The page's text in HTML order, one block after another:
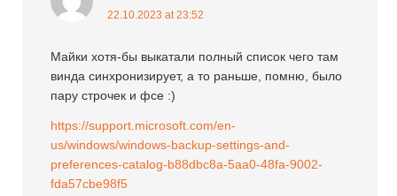
22.10.2023 at 23:52
Майки хотя-бы выкатали полный список чего там
винда синхронизирует, а то раньше, помню, было
пару строчек и фсе :)
https://support.microsoft.com/en-
us/windows/windows-backup-settings-and-
preferences-catalog-b88dbc8a-5aa0-48fa-9002-
fda57cbe98f5